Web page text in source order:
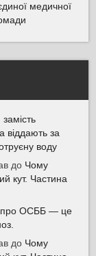
медичної
віддають за
воду
до Чому
кут. Частина
про ОСББ — це
до Чому